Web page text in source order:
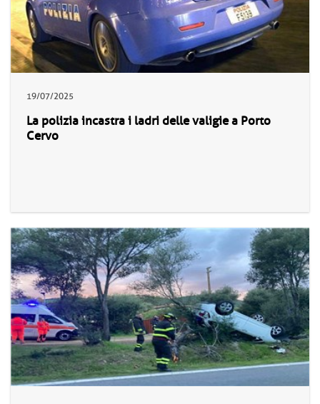
19/07/2025
La polizia incastra i ladri delle valigie a Porto
Cervo